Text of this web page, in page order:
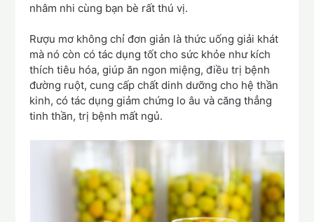
nhâm nhi cùng bạn bè rất thú vị.
Rượu mơ không chỉ đơn giản là thức uống giải khát
mà nó còn có tác dụng tốt cho sức khỏe như kích
thích tiêu hóa, giúp ăn ngon miệng, điều trị bệnh
đường ruột, cung cấp chất dinh dưỡng cho hệ thần
kinh, có tác dụng giảm chứng lo âu và căng thẳng
tinh thần, trị bệnh mất ngủ.